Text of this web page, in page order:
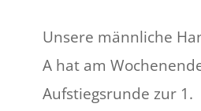
Unsere männliche
A hat am
Aufstiegsrunde zur 1.